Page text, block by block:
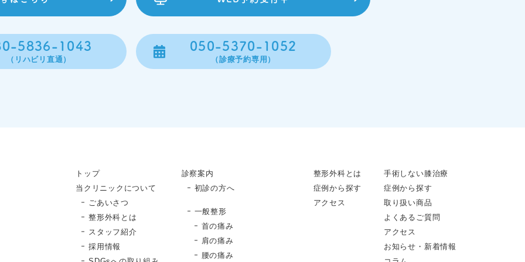
5836-1043
（リハビリ直通）
050-5370-1052
（診療予約専用）
トップ
当クリニックについて
ごあいさつ
整形外科とは
スタッフ紹介
採用情報
診察案内
初診の方へ
一般整形
首の痛み
肩の痛み
腰の痛み
整形外科とは
症例から探す
アクセス
手術しない膝治療
症例から探す
取り扱い商品
よくあるご質問
アクセス
お知らせ・新着情報